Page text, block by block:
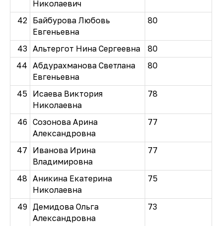
Николаевич
42 Байбурова Любовь
Евгеньевна
80
43 Альтергот Нина Сергеевна
80
44 Абдурахманова Светлана
Евгеньевна
80
45
Исаева Виктория
Николаевна
78
46 Созонова Арина
Александровна
77
47
Иванова Ирина
Владимировна
77
48 Аникина Екатерина
Николаевна
75
49 Демидова Ольга
Александровна
73